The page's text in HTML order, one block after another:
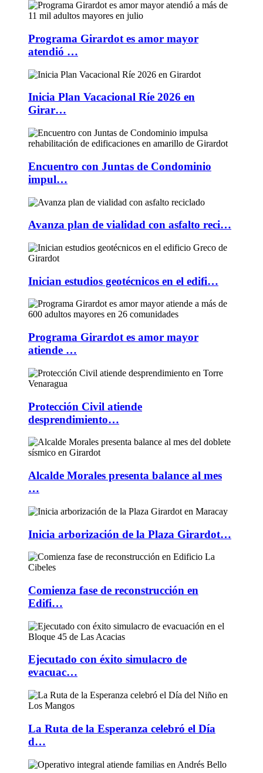
Programa Girardot es amor mayor
atendió …
Inicia Plan Vacacional Ríe 2026 en
Girar…
Encuentro con Juntas de Condominio
impul…
Avanza plan de vialidad con asfalto reci…
Inician estudios geotécnicos en el edifi…
Programa Girardot es amor mayor
atiende …
Protección Civil atiende
desprendimiento…
Alcalde Morales presenta balance al mes
…
Inicia arborización de la Plaza Girardot…
Comienza fase de reconstrucción en
Edifi…
Ejecutado con éxito simulacro de
evacuac…
La Ruta de la Esperanza celebró el Día
d…